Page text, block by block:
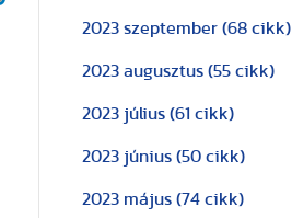
2023 szeptember (68 cikk)
2023 augusztus (55 cikk)
2023 július (61 cikk)
2023 június (50 cikk)
2023 május (74 cikk)